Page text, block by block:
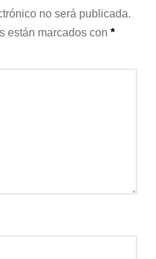
no será publicada.
están marcados con *